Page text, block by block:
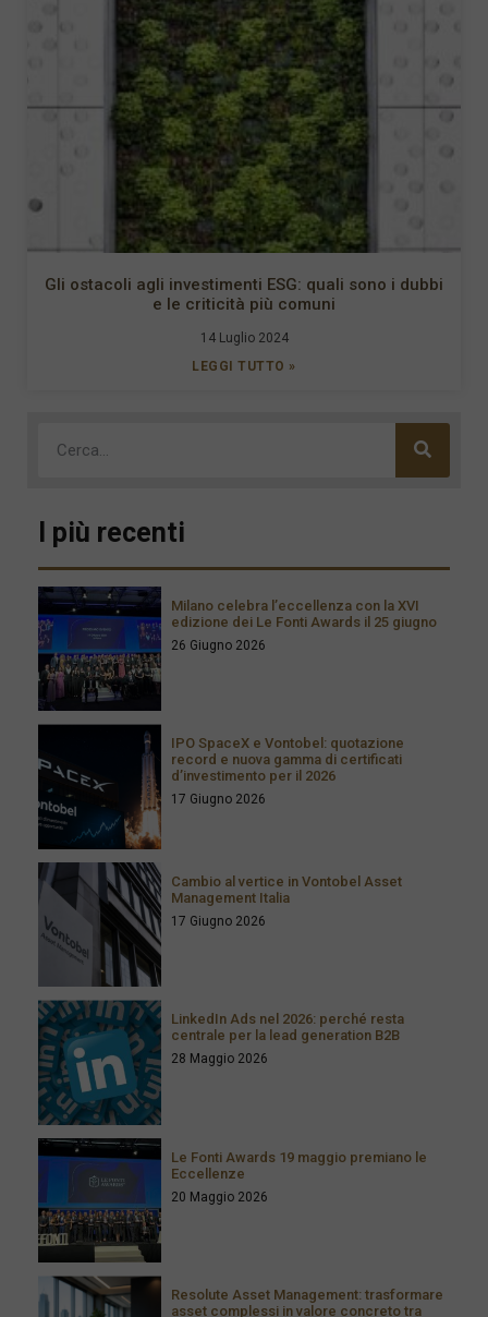
Gli ostacoli agli investimenti ESG: quali sono i dubbi
e le criticità più comuni
14 Luglio 2024
LEGGI TUTTO »
I più recenti
Milano celebra l’eccellenza con la XVI
edizione dei Le Fonti Awards il 25 giugno
26 Giugno 2026
IPO SpaceX e Vontobel: quotazione
record e nuova gamma di certificati
d’investimento per il 2026
17 Giugno 2026
Cambio al vertice in Vontobel Asset
Management Italia
17 Giugno 2026
LinkedIn Ads nel 2026: perché resta
centrale per la lead generation B2B
28 Maggio 2026
Le Fonti Awards 19 maggio premiano le
Eccellenze
20 Maggio 2026
Resolute Asset Management: trasformare
asset complessi in valore concreto tra